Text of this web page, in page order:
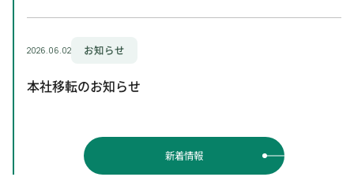
新着情報
2026.06.02 お知らせ
本社移転のお知らせ